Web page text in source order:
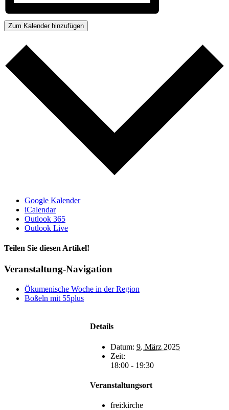
Zum Kalender hinzufügen
Google Kalender
iCalendar
Outlook 365
Outlook Live
Teilen Sie diesen Artikel!
Facebook
X
Bluesky
Reddit
LinkedIn
WhatsApp
Telegram
Tumblr
Pinterest
Xing
E-
Veranstaltung-Navigation
Ökumenische Woche in der Region
Boßeln mit 55plus
Details
Datum: 9. März 2025
Zeit:
18:00 - 19:30
Veranstaltungsort
frei:kirche